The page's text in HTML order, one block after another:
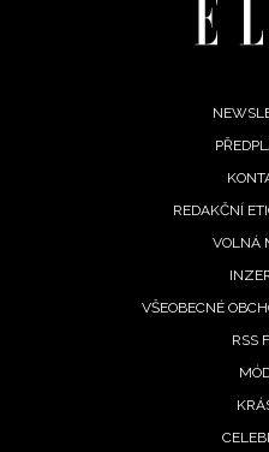
REDAKČNÍ
VOLNÁ
VŠEOBECNÉ
RSS